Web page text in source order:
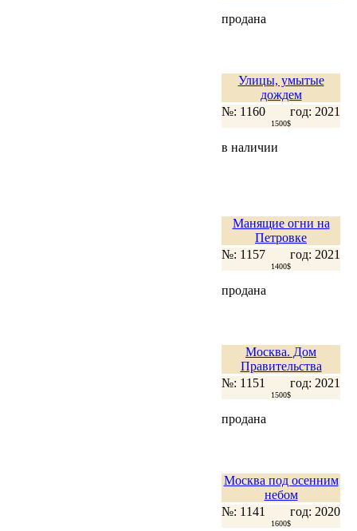
продана
Улицы, умытые
дождем
№: 1160
год: 2021
1500$
в наличии
Манящие огни на
Петровке
№: 1157
год: 2021
1400$
продана
Москва. Дом
Правительства
№: 1151
год: 2021
1500$
продана
Москва под осенним
небом
№: 1141
год: 2020
1600$